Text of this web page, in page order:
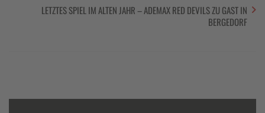
LETZTES SPIEL IM ALTEN JAHR – ADEMAX RED DEVILS ZU GAST IN
BERGEDORF